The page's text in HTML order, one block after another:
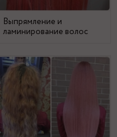
Выпрямление и
ламинирование волос